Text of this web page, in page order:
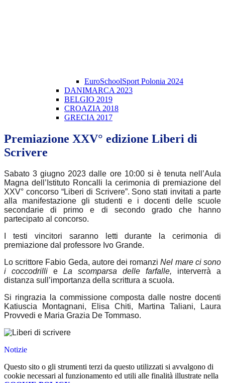
EuroSchoolSport Polonia 2024
DANIMARCA 2023
BELGIO 2019
CROAZIA 2018
GRECIA 2017
Premiazione XXV° edizione Liberi di
Scrivere
Sabato 3 giugno 2023 dalle ore 10:00 si è tenuta nell’Aula
Magna dell’Istituto Roncalli la cerimonia di premiazione del
XXV° concorso “Liberi di Scrivere”. Sono stati invitati a parte
alla manifestazione gli studenti e i docenti delle scuole
secondarie di primo e di secondo grado che hanno
partecipato al concorso.
I testi vincitori saranno letti durante la cerimonia di
premiazione dal professore Ivo Grande.
Lo scrittore Fabio Geda, autore dei romanziNel mare ci sono
i coccodrilli e La scomparsa delle farfalle, interverrà a
distanza sull’importanza della scrittura a scuola.
Si ringrazia la commissione composta dalle nostre docenti
Katiuscia Montagnani, Elisa Chiti, Martina Taliani, Laura
Provvedi e Maria Grazia De Tommaso.
Notizie
Questo sito o gli strumenti terzi da questo utilizzati si avvalgono di
cookie necessari al funzionamento ed utili alle finalità illustrate nella